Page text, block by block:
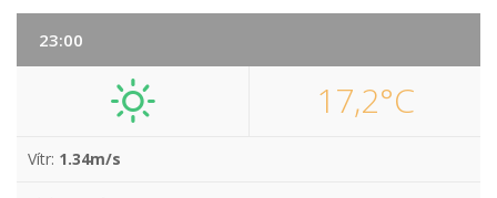
23:00
17,2°C
Vítr: 1.34m/s